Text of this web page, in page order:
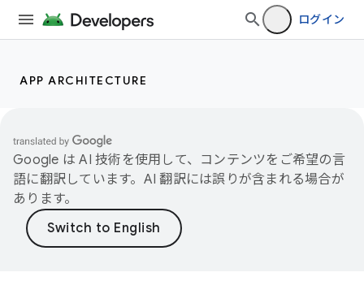
ログイン
APP ARCHITECTURE
Google は AI 技術を使用して、コンテンツをご希望の言
語に翻訳しています。AI 翻訳には誤りが含まれる場合が
あります。